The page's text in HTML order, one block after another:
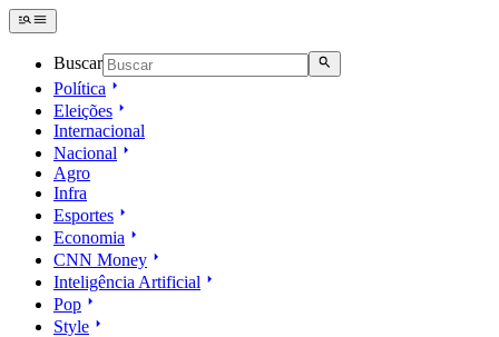
Buscar
Política
Eleições
Internacional
Nacional
Agro
Infra
Esportes
Economia
CNN Money
Inteligência Artificial
Pop
Style